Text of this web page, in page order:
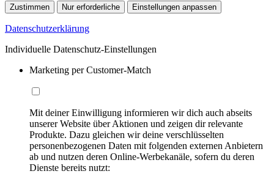
Zustimmen Nur erforderliche Einstellungen anpassen
Datenschutzerklärung
Individuelle Datenschutz-Einstellungen
Marketing per Customer-Match
Mit deiner Einwilligung informieren wir dich auch abseits
unserer Website über Aktionen und zeigen dir relevante
Produkte. Dazu gleichen wir deine verschlüsselten
personenbezogenen Daten mit folgenden externen Anbietern
ab und nutzen deren Online-Werbekanäle, sofern du deren
Dienste bereits nutzt: